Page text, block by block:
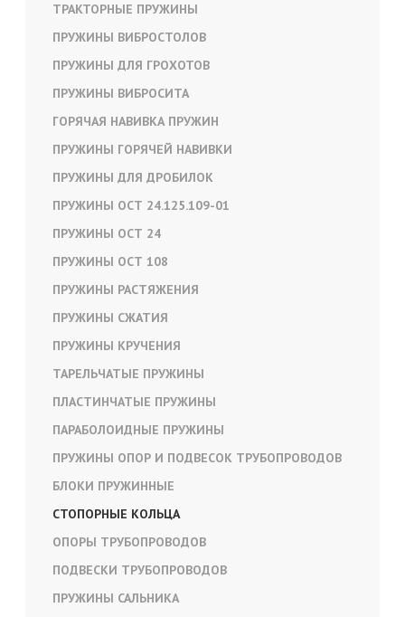
ТРАКТОРНЫЕ ПРУЖИНЫ
ПРУЖИНЫ ВИБРОСТОЛОВ
ПРУЖИНЫ ДЛЯ ГРОХОТОВ
ПРУЖИНЫ ВИБРОСИТА
ГОРЯЧАЯ НАВИВКА ПРУЖИН
ПРУЖИНЫ ГОРЯЧЕЙ НАВИВКИ
ПРУЖИНЫ ДЛЯ ДРОБИЛОК
ПРУЖИНЫ ОСТ 24.125.109-01
ПРУЖИНЫ ОСТ 24
ПРУЖИНЫ ОСТ 108
ПРУЖИНЫ РАСТЯЖЕНИЯ
ПРУЖИНЫ СЖАТИЯ
ПРУЖИНЫ КРУЧЕНИЯ
ТАРЕЛЬЧАТЫЕ ПРУЖИНЫ
ПЛАСТИНЧАТЫЕ ПРУЖИНЫ
ПАРАБОЛОИДНЫЕ ПРУЖИНЫ
ПРУЖИНЫ ОПОР И ПОДВЕСОК ТРУБОПРОВОДОВ
БЛОКИ ПРУЖИННЫЕ
СТОПОРНЫЕ КОЛЬЦА
ОПОРЫ ТРУБОПРОВОДОВ
ПОДВЕСКИ ТРУБОПРОВОДОВ
ПРУЖИНЫ САЛЬНИКА